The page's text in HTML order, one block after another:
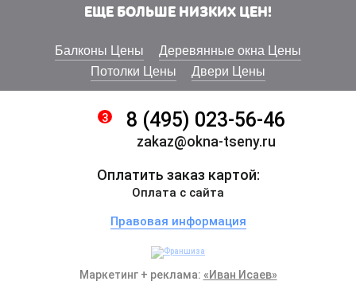
ЕЩЕ БОЛЬШЕ НИЗКИХ ЦЕН!
Балконы Цены
Деревянные окна Цены
Потолки Цены
Двери Цены
3 8 (495) 023-56-46
zakaz@okna-tseny.ru
Оплатить заказ картой:
Оплата с сайта
Правовая информация
Маркетинг + реклама: «Иван Исаев»